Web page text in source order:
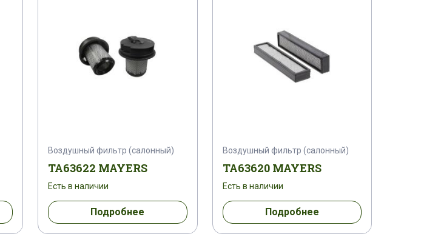
Воздушный фильтр (салонный)
TA63622 MAYERS
Есть в наличии
Подробнее
Воздушный фильтр (салонный)
TA63620 MAYERS
Есть в наличии
Подробнее